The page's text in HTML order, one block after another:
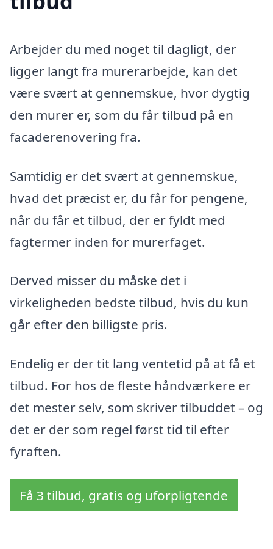
Arbejder du med noget til dagligt, der
ligger langt fra murerarbejde, kan det
være svært at gennemskue, hvor dygtig
den murer er, som du får tilbud på en
facaderenovering fra.
Samtidig er det svært at gennemskue,
hvad det præcist er, du får for pengene,
når du får et tilbud, der er fyldt med
fagtermer inden for murerfaget.
Derved misser du måske det i
virkeligheden bedste tilbud, hvis du kun
går efter den billigste pris.
Endelig er der tit lang ventetid på at få et
tilbud. For hos de fleste håndværkere er
det mester selv, som skriver tilbuddet – og
det er der som regel først tid til efter
fyraften.
Få 3 tilbud, gratis og uforpligtende